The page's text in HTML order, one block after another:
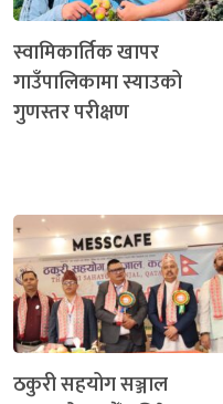
स्वामिकार्तिक खापर
गाउँपालिकामा स्याउको
गुणस्तर परीक्षण
ठकुरी सहयोग सञ्जाल